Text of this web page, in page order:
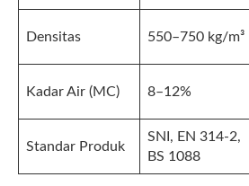
Densitas 550–750 kg/m³
Kadar Air (MC) 8–12%
Standar Produk
SNI, EN 314-2,
BS 1088